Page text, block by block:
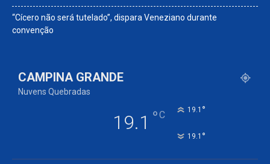
“Cícero não será tutelado”, dispara Veneziano durante
convenção
CAMPINA GRANDE
Nuvens Quebradas
19.1 °C 19.1 °
19.1 °